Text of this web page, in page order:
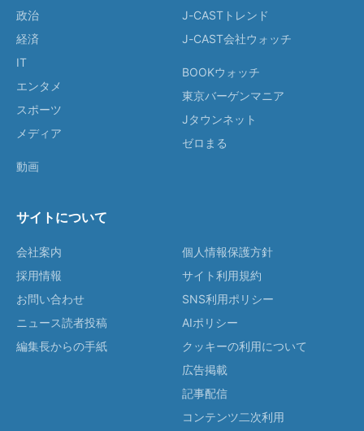
政治
経済
IT
エンタメ
スポーツ
メディア
動画
J-CASTトレンド
J-CAST会社ウォッチ
BOOKウォッチ
東京バーゲンマニア
Jタウンネット
ゼロまる
サイトについて
会社案内
採用情報
お問い合わせ
ニュース読者投稿
編集長からの手紙
個人情報保護方針
サイト利用規約
SNS利用ポリシー
AIポリシー
クッキーの利用について
広告掲載
記事配信
コンテンツ二次利用